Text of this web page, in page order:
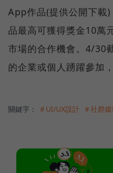
App作品(提供公開下載
品最高可獲得獎金10萬
市場的合作機會。4/30
的企業或個人踴躍參加
關鍵字： ＃UI/UX設計 ＃社群